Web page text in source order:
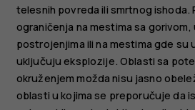
telesnih povreda ili smrtnog ishoda.
ograničenja na mestima sa gorivom,
postrojenjima ili na mestima gde su
uključuju eksplozije. Oblasti sa
okruženjem možda nisu jasno
oblasti u kojima se preporučuje da